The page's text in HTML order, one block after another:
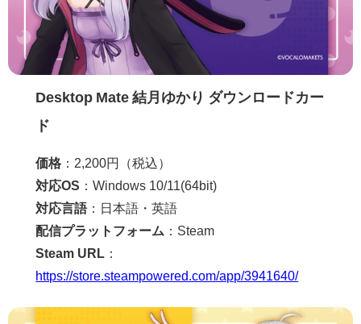
Desktop Mate 結月ゆかり ダウンロードカー
ド
価格 ：2,200円（税込）
対応OS ：Windows 10/11(64bit)
対応言語：日本語・英語
配信プラットフォーム ：Steam
Steam URL
：
https://store.steampowered.com/app/3941640/